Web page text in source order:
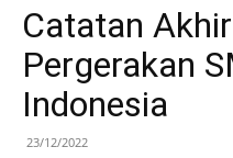
Catatan
Pergerakan
Indonesia
23/12/2022